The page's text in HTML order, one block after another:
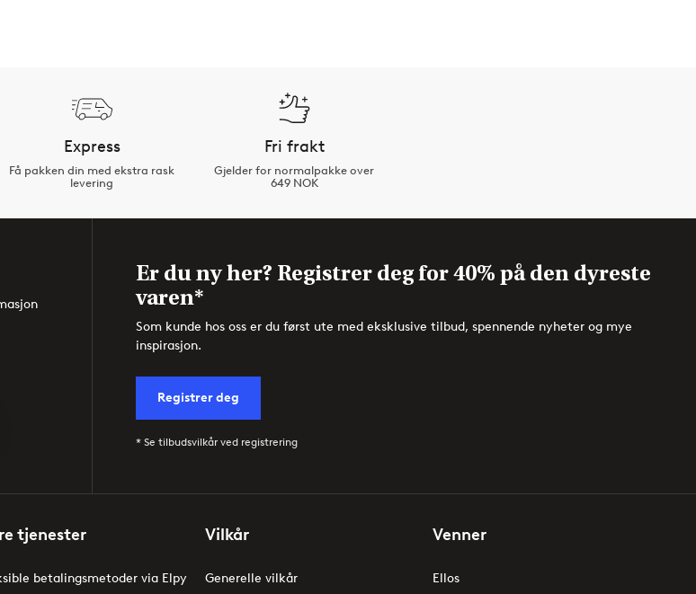
Express
Få pakken din med ekstra rask
levering
Fri frakt
Gjelder for normalpakke over
649 NOK
Er du ny her? Registrer deg for 40% på den dyreste
varen*
Som kunde hos oss er du først ute med eksklusive tilbud, spennende nyheter og mye
inspirasjon.
Registrer deg
* Se tilbudsvilkår ved registrering
tjenester
betalingsmetoder via Elpy
Vilkår
Generelle vilkår
Venner
Ellos